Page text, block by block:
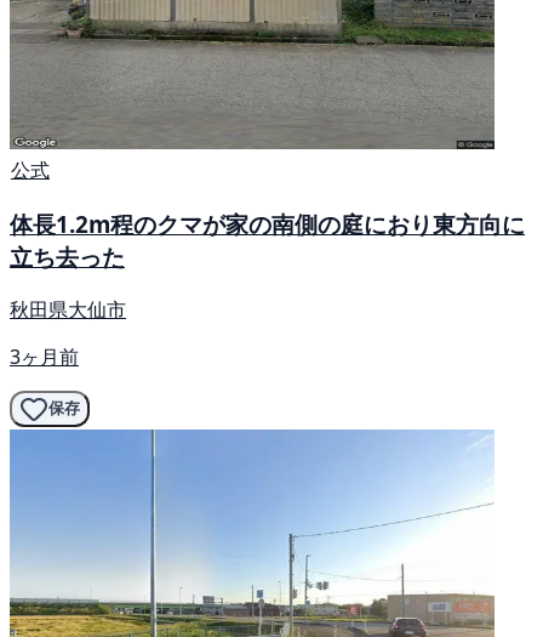
公式
体長1.2m程のクマが家の南側の庭におり東方向に
立ち去った
秋田県大仙市
3ヶ月前
保存